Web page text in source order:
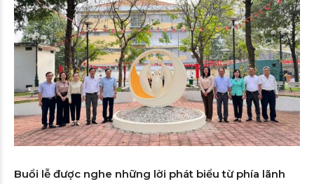
Buổi lễ được nghe những lời phát biểu từ phía lãnh